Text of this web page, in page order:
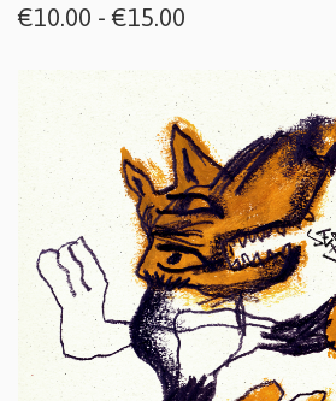
€10.00 - €15.00